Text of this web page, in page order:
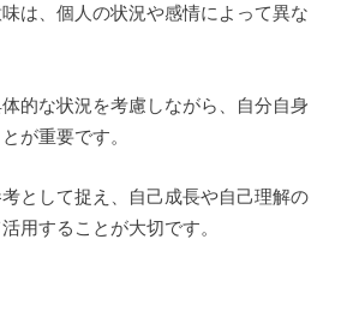
は、個人の状況や感情によって異な
的な状況を考慮しながら、自分自身
が重要です。
として捉え、自己成長や自己理解の
用することが大切です。